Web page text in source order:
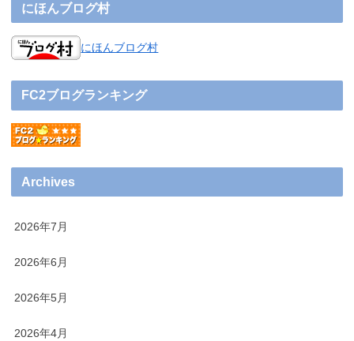
にほんブログ村
にほんブログ村
FC2ブログランキング
Archives
2026年7月
2026年6月
2026年5月
2026年4月